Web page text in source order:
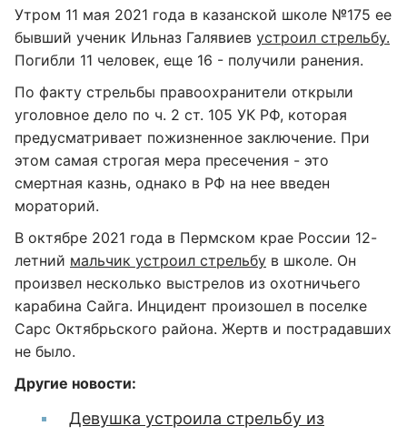
Утром 11 мая 2021 года в казанской школе №175 ее
бывший ученик Ильназ Галявиев устроил стрельбу.
Погибли 11 человек, еще 16 - получили ранения.
По факту стрельбы правоохранители открыли
уголовное дело по ч. 2 ст. 105 УК РФ, которая
предусматривает пожизненное заключение. При
этом самая строгая мера пресечения - это
смертная казнь, однако в РФ на нее введен
мораторий.
В октябре 2021 года в Пермском крае России 12-
летний мальчик устроил стрельбу в школе. Он
произвел несколько выстрелов из охотничьего
карабина Сайга. Инцидент произошел в поселке
Сарс Октябрьского района. Жертв и пострадавших
не было.
Другие новости:
Девушка устроила стрельбу из